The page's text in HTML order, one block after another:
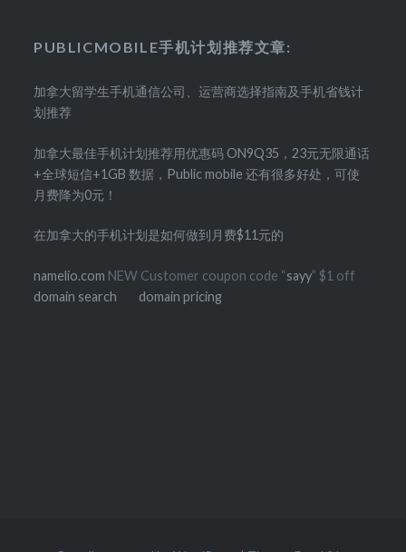
PUBLICMOBILE手机计划推荐文章:
加拿大留学生手机通信公司、运营商选择指南及手机省钱计
划推荐
加拿大最佳手机计划推荐用优惠码 ON9Q35，23元无限通话
+全球短信+1GB 数据，Public mobile 还有很多好处，可使
月费降为0元！
在加拿大的手机计划是如何做到月费$11元的
namelio.com NEW Customer coupon code “sayy” $1 off
domain search
domain pricing